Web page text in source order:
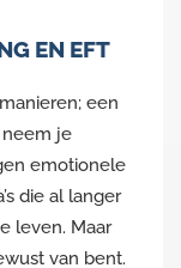
EN EFT
een
neem je
emotionele
die al langer
leven. Maar
van bent.